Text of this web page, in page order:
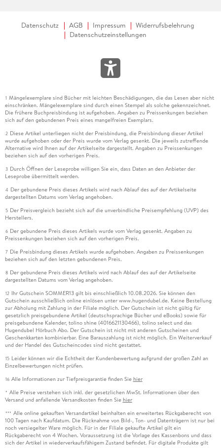
Bilder platzieren . . . 182
Bilder automatisch einpassen . . . 189
Mehrere Bilder mit einem Klick . . . 192
Schwarzweißbilder einfärben . . . 195
Bitmap einfärben . . . 199
Mit Duplexbildern arbeiten . . . 201
Mit Pfaden freigestellte Bilder . . . 202
Bildebenen ein- und ausblenden . . . 208
In InDesign freistellen . . . 211
Ein Bild in mehreren Rahmen . . . 215
Ein Bild in Worten . . . 218
Ein mehrseitiges PDF platzieren . . . 220
Kapitel 7:. Lesetypografie . . . 223
Grundformatierung von Lesetexten . . . 224
Erweiterte Textformatierung . . . 230
Formatierung mit Absatzformaten . . . 233
Datenschutz AGB Impressum
Widerrufsbelehrung
Datenschutzeinstellungen
1 Mängelexemplare sind Bücher mit leichten Beschädigungen, die das Lesen aber nicht
einschränken. Mängelexemplare sind durch einen Stempel als solche gekennzeichnet.
Die frühere Buchpreisbindung ist aufgehoben. Angaben zu Preissenkungen beziehen
sich auf den gebundenen Preis eines mangelfreien Exemplars.
2 Diese Artikel unterliegen nicht der Preisbindung, die Preisbindung dieser Artikel
wurde aufgehoben oder der Preis wurde vom Verlag gesenkt. Die jeweils zutreffende
Alternative wird Ihnen auf der Artikelseite dargestellt. Angaben zu Preissenkungen
beziehen sich auf den vorherigen Preis.
3 Durch Öffnen der Leseprobe willigen Sie ein, dass Daten an den Anbieter der
Leseprobe übermittelt werden.
4 Der gebundene Preis dieses Artikels wird nach Ablauf des auf der Artikelseite
dargestellten Datums vom Verlag angehoben.
5 Der Preisvergleich bezieht sich auf die unverbindliche Preisempfehlung (UVP) des
Herstellers.
6 Der gebundene Preis dieses Artikels wurde vom Verlag gesenkt. Angaben zu
Preissenkungen beziehen sich auf den vorherigen Preis.
7 Die Preisbindung dieses Artikels wurde aufgehoben. Angaben zu Preissenkungen
beziehen sich auf den letzten gebundenen Preis.
8 Der gebundene Preis dieses Artikels wird nach Ablauf des auf der Artikelseite
dargestellten Datums vom Verlag angehoben.
12 Ihr Gutschein SOMMER13 gilt bis einschließlich 10.08.2026. Sie können den
Gutschein ausschließlich online einlösen unter www.hugendubel.de. Keine Bestellung
zur Abholung mit Zahlung in der Filiale möglich. Der Gutschein ist nicht gültig für
gesetzlich preisgebundene Artikel (deutschsprachige Bücher und eBooks) sowie für
preisgebundene Kalender, tolino shine (4016621130466), tolino select und das
Hugendubel Hörbuch Abo. Der Gutschein ist nicht mit anderen Gutscheinen und
Geschenkkarten kombinierbar. Eine Barauszahlung ist nicht möglich. Ein Weiterverkauf
und der Handel des Gutscheincodes sind nicht gestattet.
15 Leider können wir die Echtheit der Kundenbewertung aufgrund der großen Zahl an
Einzelbewertungen nicht prüfen.
16 Alle Informationen zur Tiefpreisgarantie finden Sie hier
* Alle Preise verstehen sich inkl. der gesetzlichen MwSt. Informationen über den
Versand und anfallende Versandkosten finden Sie hier
*** Alle online gekauften Versandartikel beinhalten ein erweitertes Rückgaberecht von
100 Tagen nach Kaufdatum. Die Rücknahme von Bild-, Ton- und Datenträgern ist nur bei
noch versiegelter Ware möglich. Für in der Filiale gekaufte Artikel gilt ein
Rückgaberecht von 4 Wochen. Voraussetzung ist die Vorlage des Kassenbons und dass
sich der Artikel in wiederverkaufsfähigem Zustand befindet. Für digitale Produkte gilt